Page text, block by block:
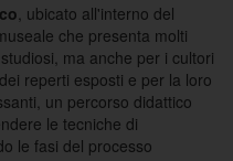
, ubicato all'interno del
che presenta molti
ma anche per i cultori
reperti esposti e per la loro
un percorso didattico
le tecniche di
le fasi del processo